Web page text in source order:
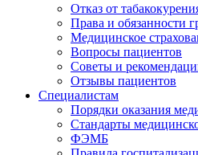
Отказ от
Права и обязанности
Медицинское
Вопросы пациентов
Советы и
Отзывы пациентов
Специалистам
Порядки оказания
Стандарты
ФЭМБ